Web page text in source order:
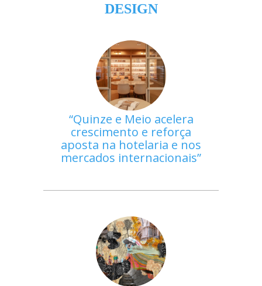
DESIGN
Quinze e Meio acelera
crescimento e reforça
aposta na hotelaria e nos
mercados internacionais